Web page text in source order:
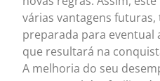
várias vantagens
preparada para eventual
que resultará na
A melhoria do seu